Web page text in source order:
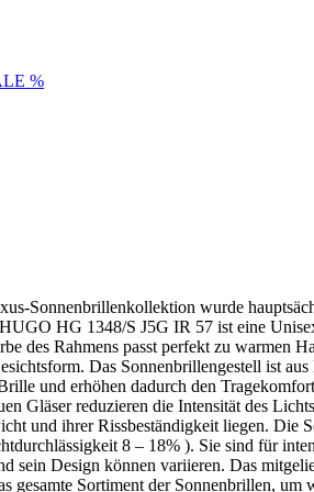
%
Sonnenbrillenkollektion wurde
HG 1348/S J5G IR 57 ist eine
des Rahmens passt perfekt zu warmen
Das Sonnenbrillengestell ist
und erhöhen dadurch den
Gläser reduzieren die Intensität des
und ihrer Rissbeständigkeit liegen. Die
8 – 18% ). Sie sind für
sein Design können variieren. Das
gesamte Sortiment der Sonnenbrillen, um